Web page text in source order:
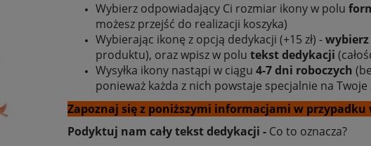
Wybierz odpowiadający Ci rozmiar ikony w polu
możesz przejść do realizacji koszyka)
Wybierając ikonę z opcją dedykacji (+15 zł) -
produktu), oraz wpisz w polu tekst dedykacji
Wysyłka ikony nastąpi w ciągu 4-7 dni roboczych
ponieważ każda z nich powstaje specjalnie na
Zapoznaj się z poniższymi informacjami w
Podyktuj nam cały tekst dedykacji - Co to oznacza?